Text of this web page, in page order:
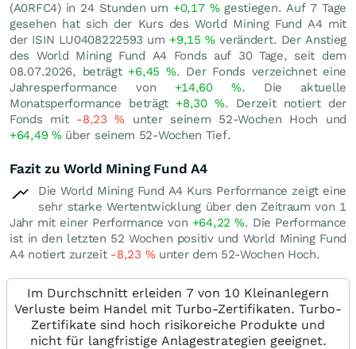
(A0RFC4) in 24 Stunden um +0,17 %gestiegen. Auf 7 Tage
gesehen hat sich der Kurs des World Mining Fund A4 mit
der ISIN LU0408222593 um +9,15%verändert. Der Anstieg
des World Mining Fund A4 Fonds auf 30 Tage, seit dem
08.07.2026, beträgt +6,45 %. Der Fonds verzeichnet eine
Jahresperformance von +14,60%. Die aktuelle
Monatsperformance beträgt +8,30 %. Derzeit notiert der
Fonds mit -8,23% unter seinem 52-Wochen Hoch und
+64,49 %über seinem 52-Wochen Tief.
Fazit zu World Mining Fund A4
Die World Mining Fund A4 Kurs Performance zeigt eine
sehr starke Wertentwicklung über den Zeitraum von 1
Jahr mit einer Performance von +64,22%. Die Performance
ist in den letzten 52 Wochen positiv und World Mining Fund
A4 notiert zurzeit -8,23 %unter dem 52-Wochen Hoch.
Im Durchschnitt erleiden 7 von 10 Kleinanlegern
Verluste beim Handel mit Turbo-Zertifikaten. Turbo-
Zertifikate sind hoch risikoreiche Produkte und
nicht für langfristige Anlagestrategien geeignet.